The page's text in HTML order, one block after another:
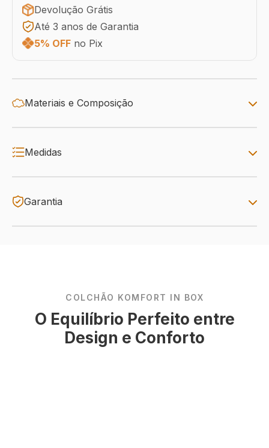
Devolução Grátis
Até 3 anos de Garantia
5% OFF no Pix
Materiais e Composição
Medidas
Garantia
COLCHÃO KOMFORT IN BOX
O Equilíbrio Perfeito entre
Design e Conforto